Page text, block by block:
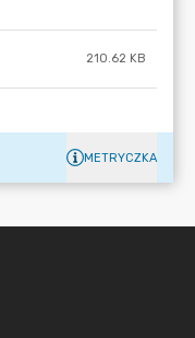
210.62 KB
METRYCZKA